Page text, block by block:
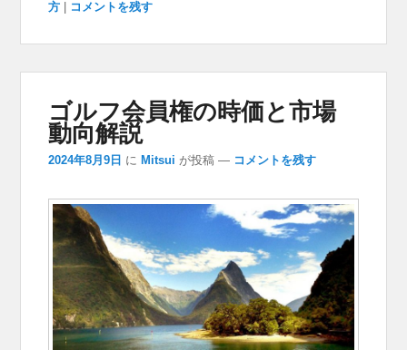
方
コメントを残す
ゴルフ会員権の時価と市場
動向解説
2024年8月9日 に Mitsui が投稿 — コメントを残す